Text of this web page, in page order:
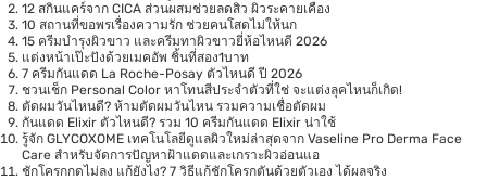
12 สกินแคร์จาก CICA ส่วนผสมช่วยลดสิว ผิวระคายเคือง
10 สถานที่ขอพรเรื่องความรัก ช่วยคนโสดไม่ให้นก
15 ครีมบำรุงผิวขาว และครีมทาผิวขาวยี่ห้อไหนดี 2026
แต่งหน้าเป๊ะปังด้วยเมคอัพ ชิ้นที่สอง1บาท
7 ครีมกันแดด La Roche-Posay ตัวไหนดี ปี 2026
ชวนเช็ก Personal Color หาโทนสีประจำตัวที่ใช่ จะแต่งลุคไหนก็เกิด!
ตัดผมวันไหนดี? ห้ามตัดผมวันไหน รวมความเชื่อตัดผม
กันแดด Elixir ตัวไหนดี? รวม 10 ครีมกันแดด Elixir น่าใช้
รู้จัก GLYCOXOME เทคโนโลยีดูแลผิวใหม่ล่าสุดจาก Vaseline Pro Derma Face
Care สำหรับจัดการปัญหาฝ้าแดดและเกราะผิวอ่อนแอ
ชักโครกกดไม่ลง แก้ยังไง? 7 วิธีแก้ชักโครกตันด้วยตัวเอง ได้ผลจริง